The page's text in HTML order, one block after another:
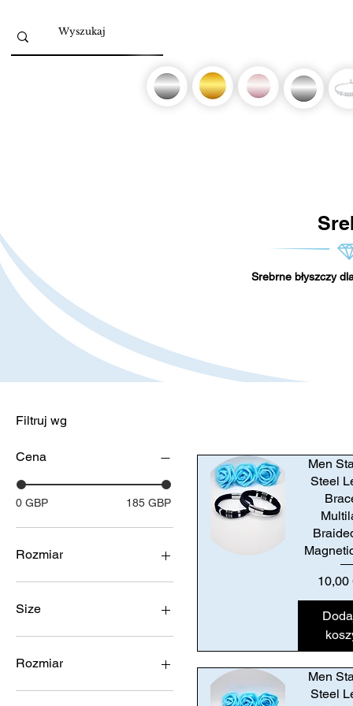
Srebrne błyszczy
Filtruj wg
Cena
0 GBP 185 GBP
Rozmiar
Size
Rozmiar
14
Men
Steel
Cena
10,00
Men
Steel